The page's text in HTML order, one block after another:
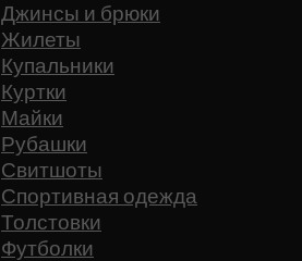
Джинсы и брюки
Жилеты
Купальники
Куртки
Майки
Рубашки
Свитшоты
Спортивная одежда
Толстовки
Футболки